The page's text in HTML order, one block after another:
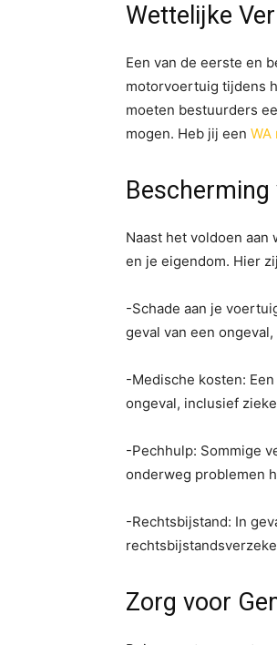
Wettelijke
Een van de eerste en
motorvoertuig tijdens
moeten bestuurders
mogen. Heb jij een
Naast het voldoen
en je eigendom. Hier
-Schade aan je
geval van een
-Medische kosten:
ongeval, inclusief
-Pechhulp: Sommige
onderweg problemen
-Rechtsbijstand: In
Zorg voor